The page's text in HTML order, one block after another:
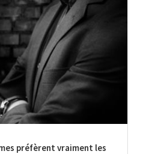
préfèrent vraiment les